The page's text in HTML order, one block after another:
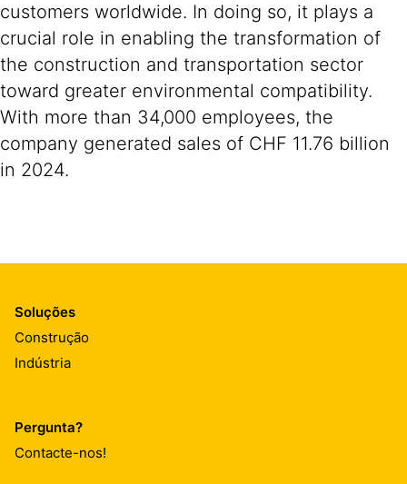
customers worldwide. In doing so, it plays a
crucial role in enabling the transformation of
the construction and transportation sector
toward greater environmental compatibility.
With more than 34,000 employees, the
company generated sales of CHF 11.76 billion
in 2024.
Soluções
Construção
Indústria
Pergunta?
Contacte-nos!